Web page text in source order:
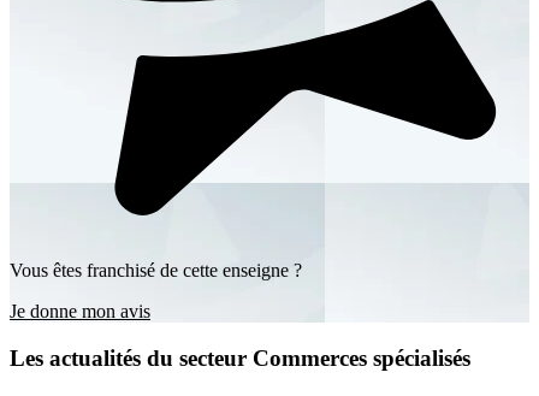
Vous êtes franchisé de cette enseigne ?
Je donne mon avis
Les actualités du secteur Commerces spécialisés